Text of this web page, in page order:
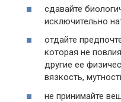
сдавайте
исключительно
отдайте
которая не
другие ее
вязкость,
не принимайте